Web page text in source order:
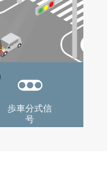
歩車分式信
号